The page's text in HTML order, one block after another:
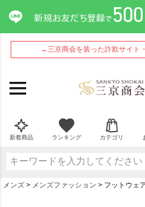
→三京商会を装った詐欺サイト
新着商品 ランキング カテゴリ
メンズ メンズファッション フットウェ